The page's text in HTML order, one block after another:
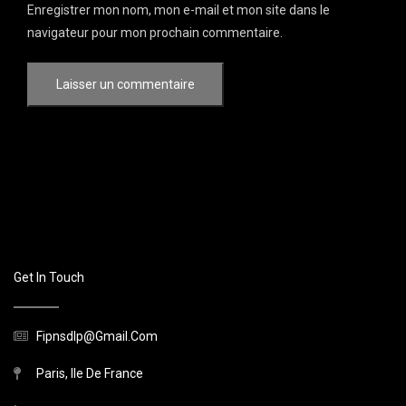
Enregistrer mon nom, mon e-mail et mon site dans le
navigateur pour mon prochain commentaire.
Get In Touch
Fipnsdlp@gmail.com
Paris, Ile De France